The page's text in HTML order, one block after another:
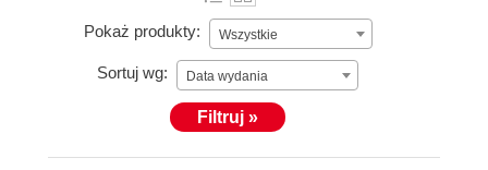
Pokaż produkty: Wszystkie
Sortuj wg: Data wydania
Filtruj »